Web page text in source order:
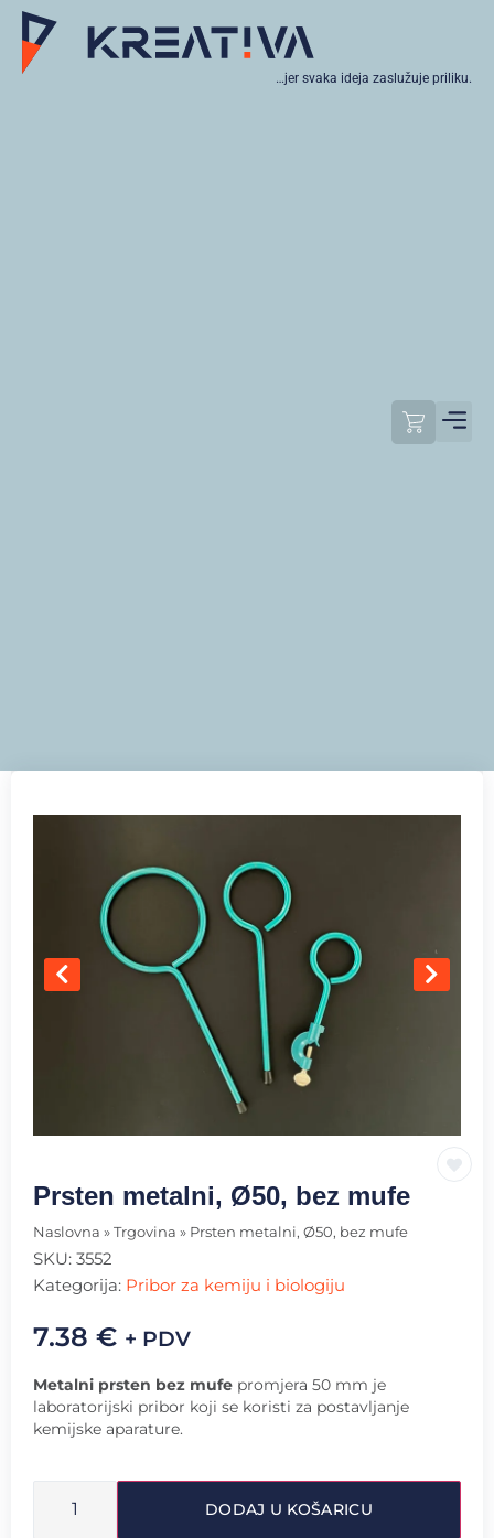
…jer svaka ideja zaslužuje priliku.
Prsten metalni, Ø50, bez mufe
Naslovna » Trgovina » Prsten metalni, Ø50, bez mufe
SKU: 3552
Kategorija: Pribor za kemiju i biologiju
7.38 € + PDV
Metalni prsten bez mufe promjera 50 mm je
laboratorijski pribor koji se koristi za postavljanje
kemijske aparature.
DODAJ U KOŠARICU